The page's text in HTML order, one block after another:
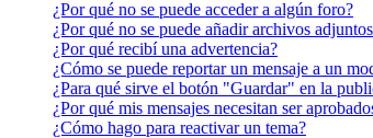
¿Por qué no se puede acceder a algún foro?
¿Por qué no se puede añadir archivos
¿Por qué recibí una advertencia?
¿Cómo se puede reportar un mensaje a un
¿Para qué sirve el botón "Guardar" en la
¿Por qué mis mensajes necesitan ser
¿Cómo hago para reactivar un tema?